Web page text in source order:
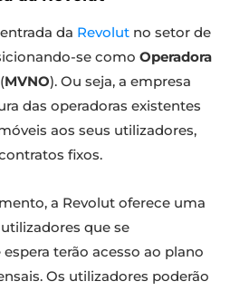
da Revolut no setor de
se como Operadora
(MVNO). Ou seja, a empresa
das operadoras existentes
aos seus utilizadores,
fixos.
a Revolut oferece uma
que se
terão acesso ao plano
Os utilizadores poderão